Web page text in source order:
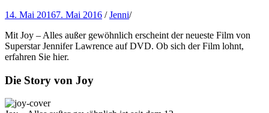
14. Mai 20167. Mai 2016 /Jenni/
Mit Joy – Alles außer gewöhnlich erscheint der neueste Film von
Superstar Jennifer Lawrence auf DVD. Ob sich der Film lohnt,
erfahren Sie hier.
Die Story von Joy